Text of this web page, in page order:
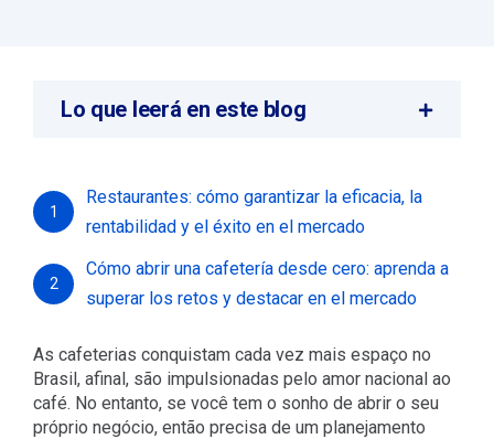
As cafeterias conquistam cada vez mais espaço no
Brasil, afinal, são impulsionadas pelo amor nacional ao
café. No entanto, se você tem o sonho de abrir o seu
próprio negócio, então precisa de um planejamento
Lo que leerá en este blog
1
Restaurantes: cómo garantizar la eficacia, la
rentabilidad y el éxito en el mercado
2
Cómo abrir una cafetería desde cero: aprenda a
superar los retos y destacar en el mercado